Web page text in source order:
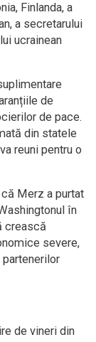
Finlanda, a
a secretarului
ucrainean
de
de pace.
din statele
reuni pentru o
Merz a purtat
în
crească
severe,
de vineri din